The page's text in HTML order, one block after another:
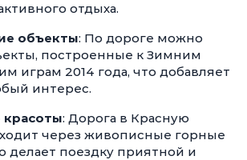
отдыха.
объекты: По дороге можно
построенные к Зимним
играм 2014 года, что добавляет
интерес.
: Дорога в Красную
через живописные горные
делает поездку приятной и